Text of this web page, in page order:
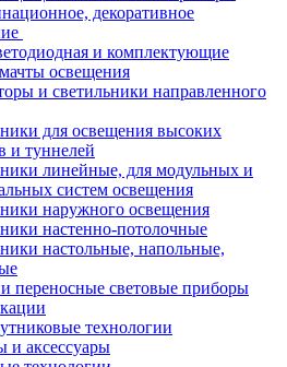
декоративное
и комплектующие
освещения
и светильники направленного
для освещения высоких
и туннелей
линейные, для модульных и
систем освещения
наружного освещения
настенно-потолочные
настольные, напольные,
переносные световые приборы
технологии
и аксессуары